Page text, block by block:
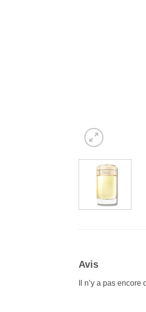
Avis
Il n’y a pas encore